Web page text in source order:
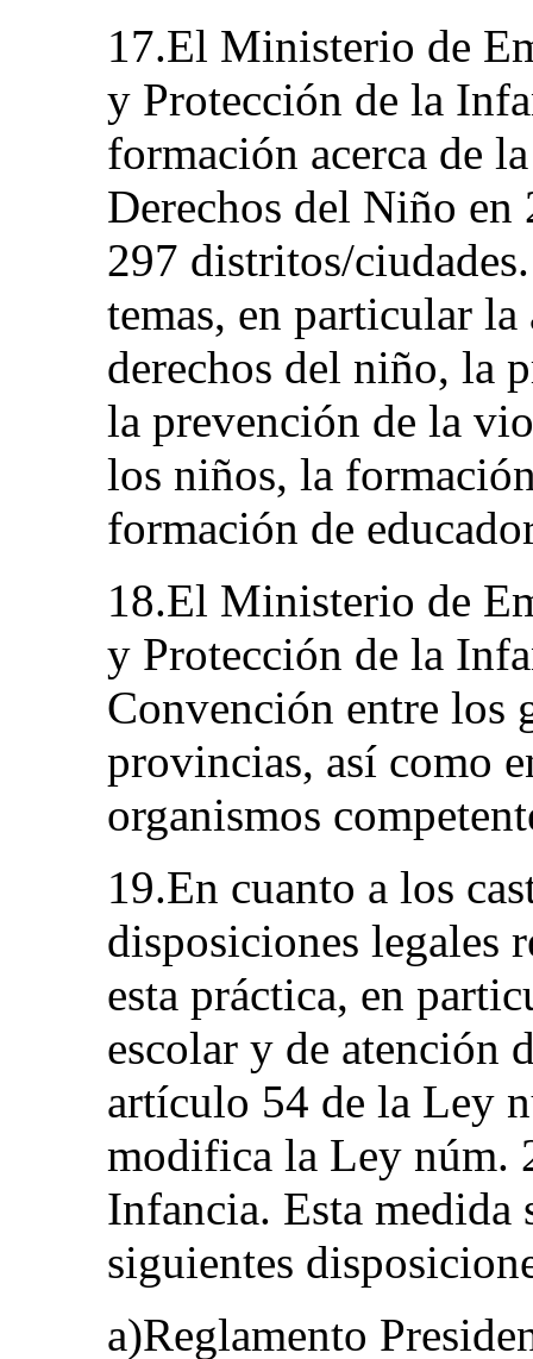
17.El Ministerio de
y Protección de la
formación acerca de
Derechos del Niño
297 distritos/
temas, en particular la
derechos del niño, la
la prevención de la
los niños, la
formación de
18.El Ministerio de
y Protección de la
Convención entre los
provincias, así como
organismos
19.En cuanto a los
disposiciones legales
esta práctica, en
escolar y de atención
artículo 54 de la Ley
modifica la Ley núm.
Infancia. Esta medida
siguientes
a)Reglamento